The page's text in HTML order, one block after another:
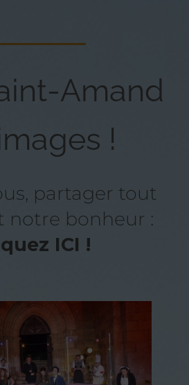
Amand
!
partager tout
notre bonheur :
ICI !